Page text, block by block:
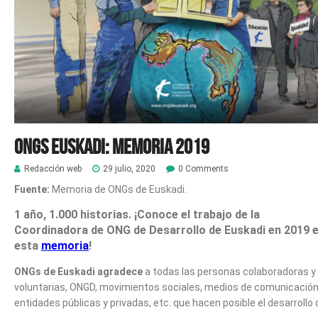
ONGs Euskadi: Memoria 2019
Redacción web 29 julio, 2020 0 Comments
Fuente: Memoria de ONGs de Euskadi.
1 año, 1.000 historias. ¡Conoce el trabajo de la
Coordinadora de ONG de Desarrollo de Euskadi en 201 9
esta memoria!
ONGs de Euskadi agradece a todas las personas colaboradoras y
voluntarias, ONGD, movimientos sociales, medios de
entidades públicas y privadas, etc. que hacen posible el desarrollo